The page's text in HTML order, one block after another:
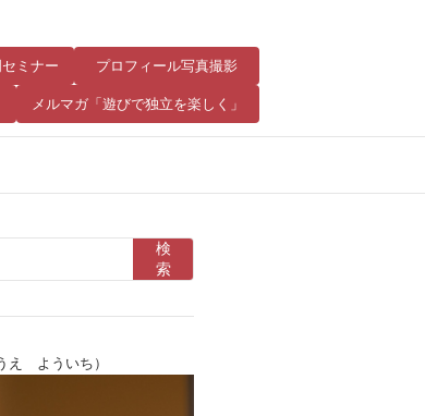
ミナー プロフィール写真撮影
メルマガ「遊びで独立を楽しく」
検
索
え よういち）